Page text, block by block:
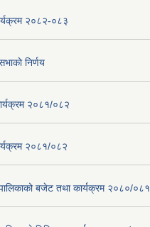
२०८२-०८३
निर्णय
२०८१/०८२
२०८१/०८२
बजेट तथा कार्यक्रम २०८०/०८१